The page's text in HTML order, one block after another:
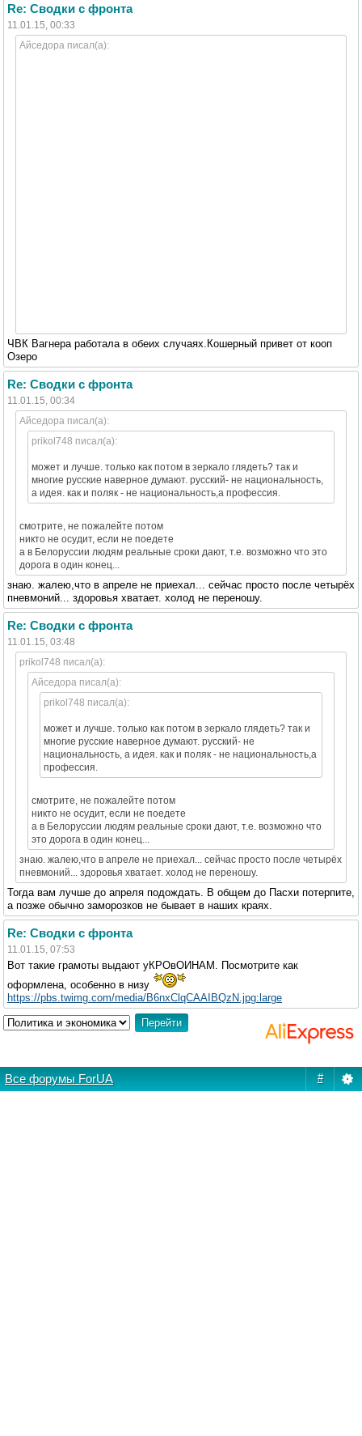
Re: Сводки с фронта
11.01.15, 00:33
Айседора писал(а):
ЧВК Вагнера работала в oбеих случаях.Кошерный привет от кооп
Озеро
Re: Сводки с фронта
11.01.15, 00:34
Айседора писал(а):
prikol748 писал(а):
может и лучше. только как потом в зеркало глядеть? так и
многие русские наверное думают. русский- не национальность,
а идея. как и поляк - не национальность,а профессия.
смотрите, не пожалейте потом
никто не осудит, если не поедете
а в Белоруссии людям реальные сроки дают, т.е. возможно что это
дорога в один конец...
знаю. жалею,что в апреле не приехал... сейчас просто после четырёх
пневмоний... здоровья хватает. холод не переношу.
Re: Сводки с фронта
11.01.15, 03:48
prikol748 писал(а):
Айседора писал(а):
prikol748 писал(а):
может и лучше. только как потом в зеркало глядеть? так и
многие русские наверное думают. русский- не
национальность, а идея. как и поляк - не национальность,а
профессия.
смотрите, не пожалейте потом
никто не осудит, если не поедете
а в Белоруссии людям реальные сроки дают, т.е. возможно что
это дорога в один конец...
знаю. жалею,что в апреле не приехал... сейчас просто после четырёх
пневмоний... здоровья хватает. холод не переношу.
Тогда вам лучше до апреля подождать. В общем до Пасхи потерпите,
а позже обычно заморозков не бывает в наших краях.
Re: Сводки с фронта
11.01.15, 07:53
Вот такие грамоты выдают уКРОвОИНАМ. Посмотрите как
оформлена, особенно в низу
https://pbs.twimg.com/media/B6nxClqCAAIBQzN.jpg:large
Все форумы ForUA #